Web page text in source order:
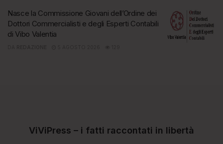
Nasce la Commissione Giovani dell’Ordine dei
Dottori Commercialisti e degli Esperti Contabili
di Vibo Valentia
ViViPress – i fatti raccontati in libertà